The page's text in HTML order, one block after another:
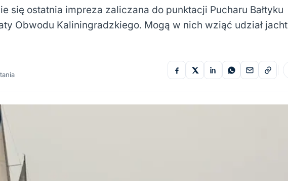
się ostatnia impreza zaliczana do punktacji Pucharu Bałtyku
Obwodu Kaliningradzkiego. Mogą w nich wziąć udział